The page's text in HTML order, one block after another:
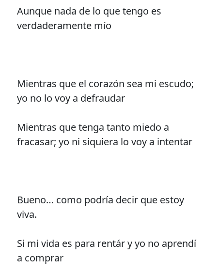
Aunque nada de lo que tengo es
verdaderamente mío
Mientras que el corazón sea mi escudo;
yo no lo voy a defraudar
Mientras que tenga tanto miedo a
fracasar; yo ni siquiera lo voy a intentar
Bueno… como podría decir que estoy
viva.
Si mi vida es para rentár y yo no aprendí
a comprar